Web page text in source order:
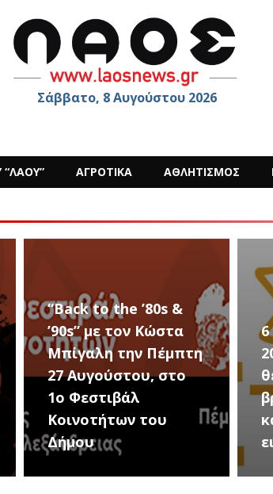
Σάββατο, 8 Αυγούστου 2026
ΑΓΡΟΤΙΚΑ ΑΘΛΗΤΙΣΜΟΣ
6 – 12 ΑΥΓΟΥΣΤΟΥ
2026 – Σαν ΣΤΑΡ του
θερινού σινεμά, με 7
βραβευμένες ταινίες
και συμβολικό
εισιτήριο 2 ευρώ